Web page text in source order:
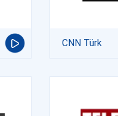
CNN Türk